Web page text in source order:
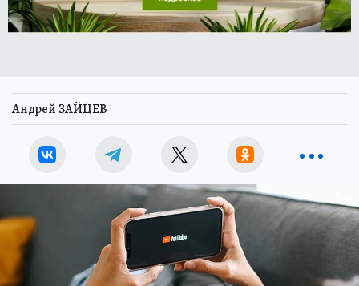
Андрей ЗАЙЦЕВ